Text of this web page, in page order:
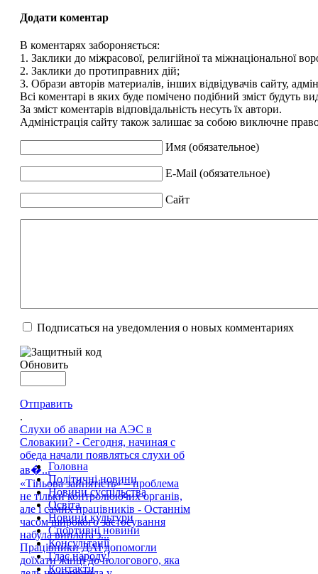
Додати коментар
В коментарях забороняється:
1. Заклики до міжрасової, религійної та міжнаціональної
2. Заклики до протиправних дій;
3. Образи авторів материалів, інших відвідувачів сайту,
Всі коментарі в яких буде помічено подібний зміст будуть
За зміст коментарів відповідальність несуть їх автори.
Адміністрація сайту також залишає за собою виключне
Имя (обязательное)
E-Mail (обязательное)
Сайт
Подписаться на уведомления о новых комментариях
Обновить
Отправить
.
Слухи об аварии на АЭС в
Словакии? - Сегодня, начиная с
обеда начали появляться слухи об
ав�...
«Тіньова зайнятість» – проблема
не тільки контролюючих органів,
але і самих працівників - Останнім
часом широкого застосування
набула виплата з...
Працівники ДАІ допомогли
доїхати жінці до пологового, яка
Головна
Політичні новини
Новини суспільства
Освіта
Новини культури
Спортивні новини
Консультації
Глас народу!
Контакти